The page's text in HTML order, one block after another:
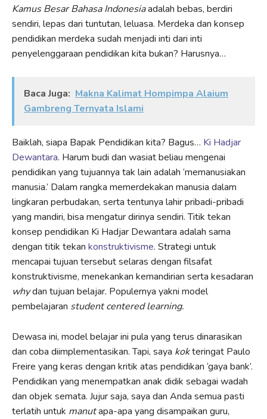
Kamus Besar Bahasa Indonesiaadalah bebas, berdiri
sendiri, lepas dari tuntutan, leluasa. Merdeka dan konsep
pendidikan merdeka sudah menjadi inti dari inti
penyelenggaraan pendidikan kita bukan? Harusnya…
Baca Juga: Makna Kalimat Hompimpa Alaium
Gambreng Ternyata Islami
Baiklah, siapa Bapak Pendidikan kita? Bagus… Ki Hadjar
Dewantara. Harum budi dan wasiat beliau mengenai
pendidikan yang tujuannya tak lain adalah ‘memanusiakan
manusia.’ Dalam rangka memerdekakan manusia dalam
lingkaran perbudakan, serta tentunya lahir pribadi-pribadi
yang mandiri, bisa mengatur dirinya sendiri. Titik tekan
konsep pendidikan Ki Hadjar Dewantara adalah sama
dengan titik tekan konstruktivisme. Strategi untuk
mencapai tujuan tersebut selaras dengan filsafat
konstruktivisme, menekankan kemandirian serta kesadaran
whydan tujuan belajar. Populernya yakni model
pembelajaran student centered learning.
Dewasa ini, model belajar ini pula yang terus dinarasikan
dan coba diimplementasikan. Tapi, saya kokteringat Paulo
Freire yang keras dengan kritik atas pendidikan ‘gaya bank’.
Pendidikan yang menempatkan anak didik sebagai wadah
dan objek semata. Jujur saja, saya dan Anda semua pasti
terlatih untuk manutapa-apa yang disampaikan guru,